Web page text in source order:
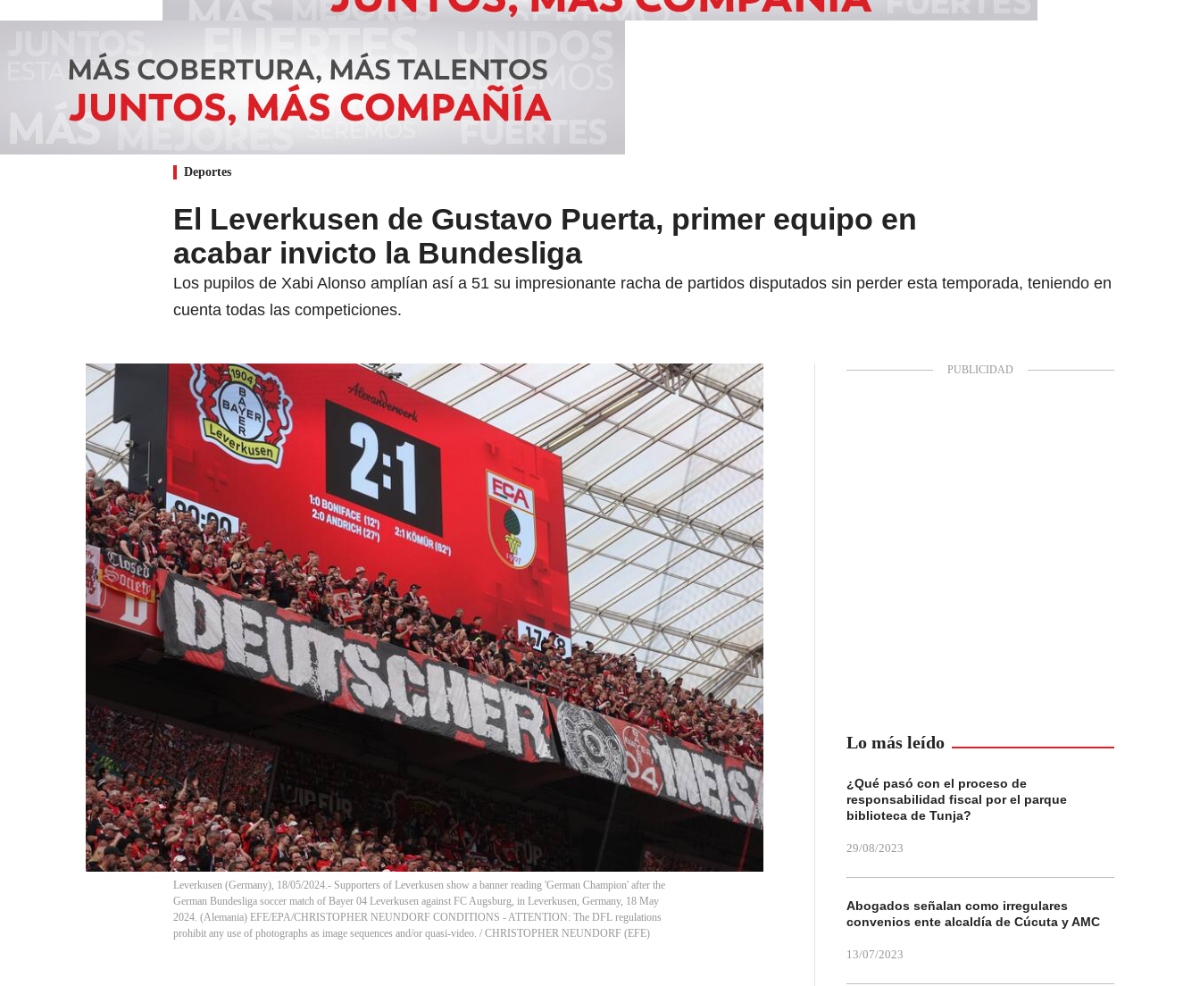
Deportes
El Leverkusen de Gustavo Puerta, primer equipo en
acabar invicto la Bundesliga
Los pupilos de Xabi Alonso amplían así a 51 su impresionante racha de partidos disputados sin perder esta temporada, teniendo en
cuenta todas las competiciones.
Leverkusen (Germany), 18/05/2024.- Supporters of Leverkusen show a banner reading 'German Champion' after the
German Bundesliga soccer match of Bayer 04 Leverkusen against FC Augsburg, in Leverkusen, Germany, 18 May
2024. (Alemania) EFE/EPA/CHRISTOPHER NEUNDORF CONDITIONS - ATTENTION: The DFL regulations
prohibit any use of photographs as image sequences and/or quasi-video. / CHRISTOPHER NEUNDORF (EFE)
Lo más leído
¿Qué pasó con el proceso de
responsabilidad fiscal por el parque
biblioteca de Tunja?
29/08/2023
Abogados señalan como irregulares
convenios ente alcaldía de Cúcuta y AMC
13/07/2023